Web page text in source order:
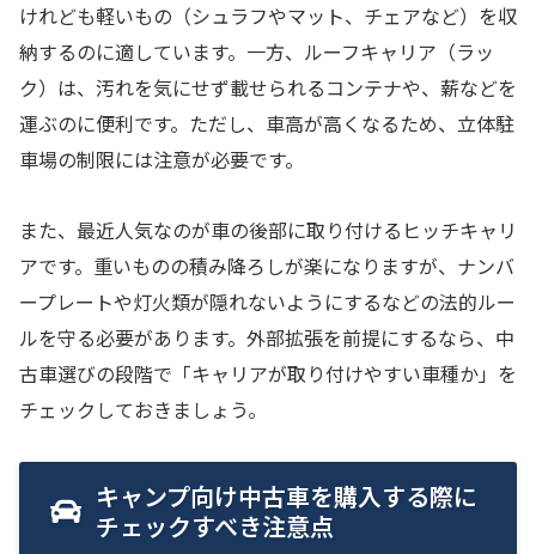
けれども軽いもの（シュラフやマット、チェアなど）を収
納するのに適しています。一方、ルーフキャリア（ラッ
ク）は、汚れを気にせず載せられるコンテナや、薪などを
運ぶのに便利です。ただし、車高が高くなるため、立体駐
車場の制限には注意が必要です。
また、最近人気なのが車の後部に取り付けるヒッチキャリ
アです。重いものの積み降ろしが楽になりますが、ナンバ
ープレートや灯火類が隠れないようにするなどの法的ルー
ルを守る必要があります。外部拡張を前提にするなら、中
古車選びの段階で「キャリアが取り付けやすい車種か」を
チェックしておきましょう。
キャンプ向け中古車を購入する際に
チェックすべき注意点